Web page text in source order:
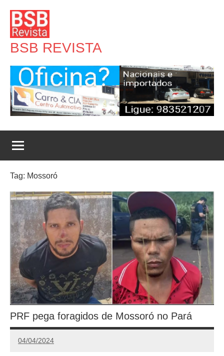
para
conteúdo
BSB REVISTA
Tag: Mossoró
PRF pega foragidos de Mossoró no Pará
04/04/2024
Redação